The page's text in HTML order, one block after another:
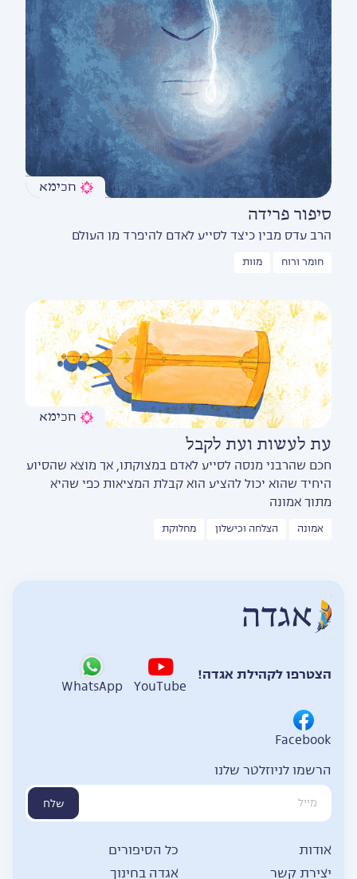
חכימא
סיפור פרידה
הרב עדס מבין כיצד לסייע לאדם להיפרד מן העולם
חומר ורוח מוות
חכימא
עת לעשות ועת לקבל
חכם שהרבני מנסה לסייע לאדם במצוקתו, אך מוצא שהסיוע
היחיד שהוא יכול להציע הוא קבלת המציאות כפי שהיא
מתוך אמונה
אמונה הצלחה וכישלון מחלוקת
הצטרפו לקהילת אגדה!
YouTube
WhatsApp
Facebook
הרשמו לניוזלטר שלנו
שלח
אודות
כל הסיפורים
יצירת קשר
אגדה בחינוך